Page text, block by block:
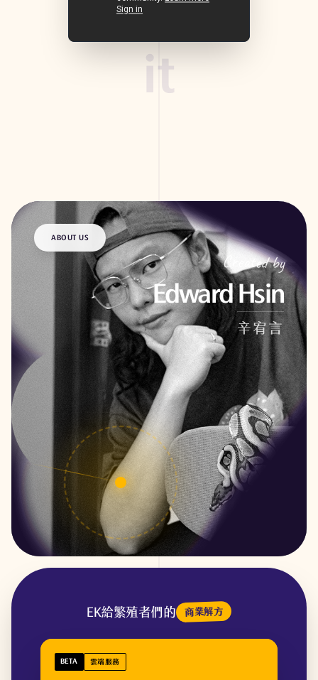
it
ABOUT US
Created by
Edward Hsin
辛宥言
EK給繁殖者們的 商業解方
BETA 雲端服務